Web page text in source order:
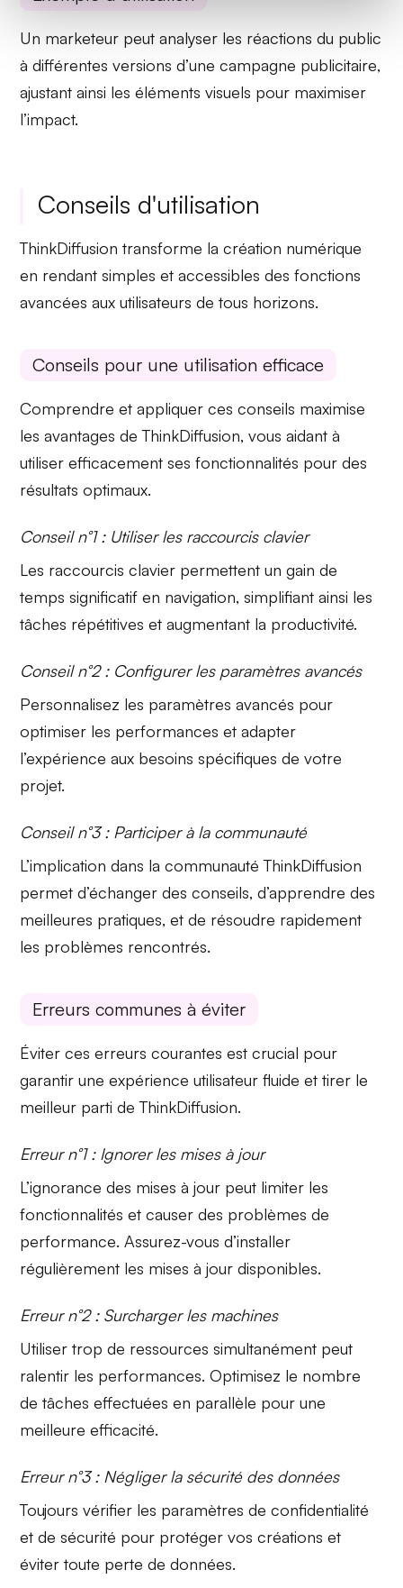
Un marketeur peut analyser les réactions du public
à différentes versions d’unecampagne publicitaire,
ajustant ainsi les éléments visuels pour maximiser
l’impact.
Conseils d'utilisation
ThinkDiffusion transforme la création numérique
en rendant simples et accessibles des fonctions
avancées aux utilisateurs de tous horizons.
Conseils pour une utilisation efficace
Comprendre et appliquer ces conseils maximise
les avantages de ThinkDiffusion, vous aidant à
utiliserefficacement ses fonctionnalités pour des
résultats optimaux.
Conseil n°1 : Utiliser les raccourcis clavier
Les raccourcis clavier permettent ungain de
temps significatif en navigation, simplifiant ainsi les
tâches répétitives et augmentant la productivité.
Conseil n°2 : Configurer les paramètres avancés
Personnalisez les paramètres avancés pour
optimiser les performances et adapter
l’expérienceaux besoins spécifiques de votre
projet.
Conseil n°3 : Participer à la communauté
L’implication dans lacommunauté ThinkDiffusion
permet d’échanger des conseils, d’apprendre des
meilleures pratiques, et de résoudre rapidement
les problèmes rencontrés.
Erreurs communes à éviter
Éviter ces erreurs courantes est crucial pour
garantir uneexpérience utilisateur fluide et tirer le
meilleur parti de ThinkDiffusion.
Erreur n°1 : Ignorer les mises à jour
L’ignorance des mises à jour peut limiter les
fonctionnalités et causer des problèmes de
performance. Assurez-vous d’installer
régulièrement les mises à jour disponibles.
Erreur n°2 : Surcharger les machines
Utiliser trop de ressources simultanément peut
ralentir les performances. Optimisez le nombre
de tâches effectuées en parallèle pour une
meilleure efficacité.
Erreur n°3 : Négliger la sécurité des données
Toujours vérifier les paramètres de confidentialité
et de sécurité pour protéger voscréations et
éviter toute perte de données.